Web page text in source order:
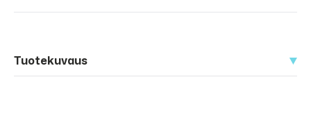
Tuotekuvaus